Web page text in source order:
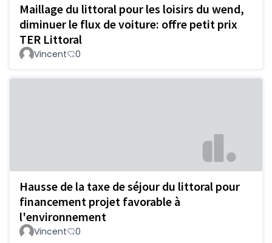
Maillage du littoral pour les loisirs du wend,
diminuer le flux de voiture: offre petit prix
TER Littoral
Vincent 0
Hausse de la taxe de séjour du littoral pour
financement projet favorable à
l'environnement
Vincent 0